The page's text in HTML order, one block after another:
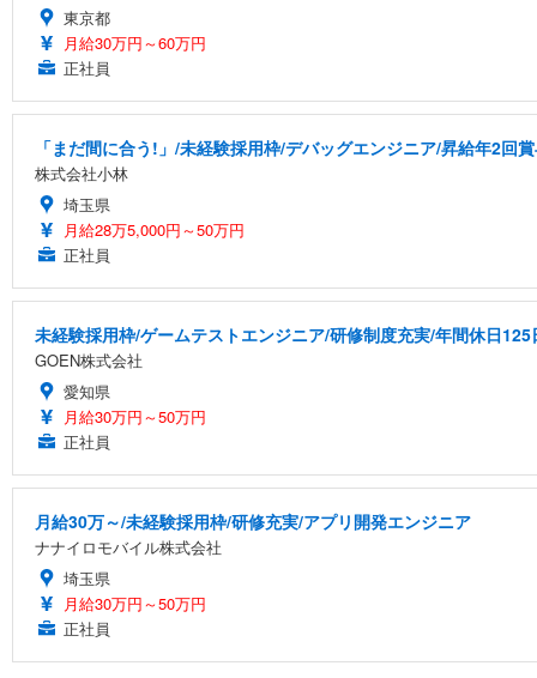
東京都
月給30万円～60万円
正社員
「まだ間に合う!」/未経験採用枠/デバッグエンジニア/昇給年2回
株式会社小林
埼玉県
月給28万5,000円～50万円
正社員
未経験採用枠/ゲームテストエンジニア/研修制度充実/年間休日125
GOEN株式会社
愛知県
月給30万円～50万円
正社員
月給30万～/未経験採用枠/研修充実/アプリ開発エンジニア
ナナイロモバイル株式会社
埼玉県
月給30万円～50万円
正社員